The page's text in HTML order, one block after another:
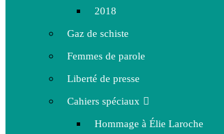
2018
Gaz de schiste
Femmes de parole
Liberté de presse
Cahiers spéciaux
Hommage à Élie Laroche